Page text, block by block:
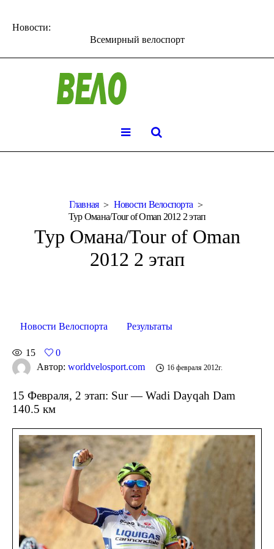
Новости:
Всемирный велоспорт
Главная
Новости Велоспорта
Тур Омана/Tour of Oman 2012 2 этап
Тур Омана/Tour of Oman
2012 2 этап
Новости Велоспорта Результаты
15
0
Автор: worldvelosport.com 16 февраля 2012г.
15 Февраля, 2 этап: Sur — Wadi Dayqah Dam
140.5 км